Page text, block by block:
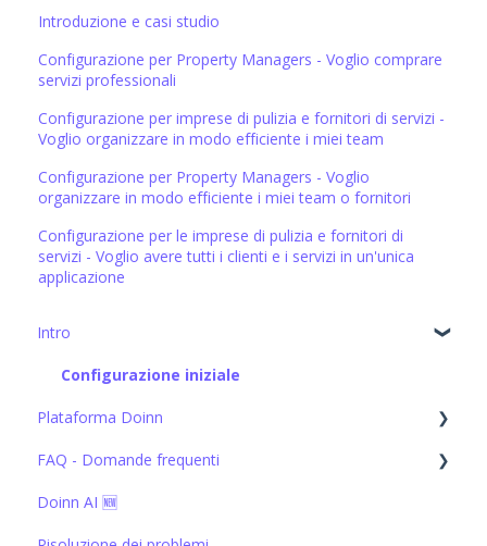
Introduzione e casi studio
Configurazione per Property Managers - Voglio comprare
servizi professionali
Configurazione per imprese di pulizia e fornitori di servizi -
Voglio organizzare in modo efficiente i miei team
Configurazione per Property Managers - Voglio
organizzare in modo efficiente i miei team o fornitori
Configurazione per le imprese di pulizia e fornitori di
servizi - Voglio avere tutti i clienti e i servizi in un'unica
applicazione
Intro
Configurazione iniziale
Plataforma Doinn
1. Connettiti con tutti: integrazioni, importazioni e CRM
2.Automatizzare: appuntamenti e servizi di
FAQ - Domande frequenti
1. Connettiti con tutti: integrazioni, importazioni e CRM
Doinn AI 🆕